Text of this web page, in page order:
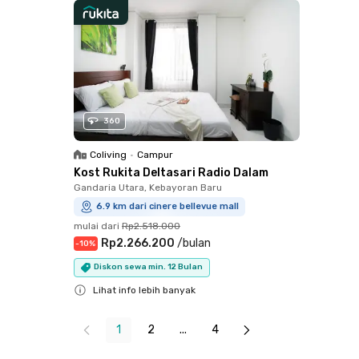
360
Coliving • Campur
Kost Rukita Deltasari Radio Dalam
Gandaria Utara, Kebayoran Baru
6.9 km dari cinere bellevue mall
mulai dari Rp2.518.000
-10% Rp2.266.200 /bulan
Diskon sewa min. 12 Bulan
Lihat info lebih banyak
1 2 ... 4